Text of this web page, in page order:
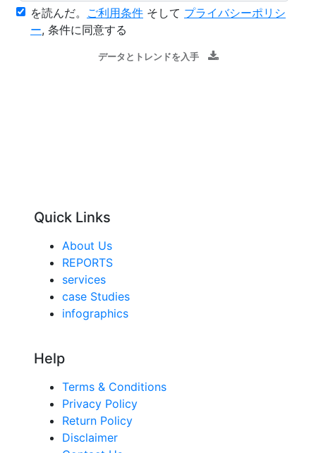
を読んだ。 ご利用条件 そして プライバシーポリシ
ー, 条件に同意する
データとトレンドを入手
Quick Links
About Us
REPORTS
services
case Studies
infographics
Help
Terms & Conditions
Privacy Policy
Return Policy
Disclaimer